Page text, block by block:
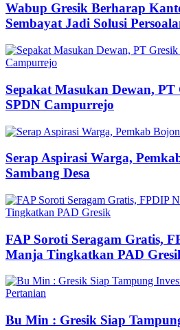
Wabup Gresik Berharap
Sembayat Jadi Solusi
Sepakat Masukan Dewan,
SPDN Campurrejo
Serap Aspirasi Warga,
Sambang Desa
FAP Soroti Seragam Gratis,
Manja Tingkatkan PAD
Bu Min : Gresik Siap